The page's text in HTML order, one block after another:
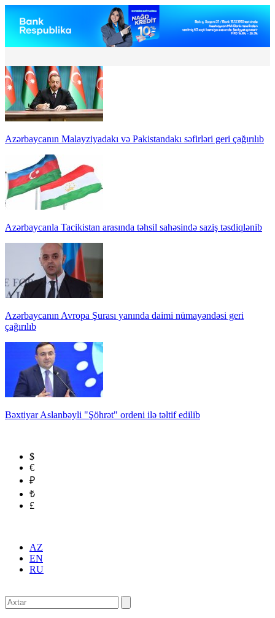
Azərbaycanın Malayziyadakı və Pakistandakı səfirləri geri çağırılıb
Azərbaycanla Tacikistan arasında təhsil sahəsində saziş təsdiqlənib
Azərbaycanın Avropa Şurası yanında daimi nümayəndəsi geri
çağırılıb
Bəxtiyar Aslanbəyli "Şöhrət" ordeni ilə təltif edilib
$
€
₽
₺
£
AZ
EN
RU